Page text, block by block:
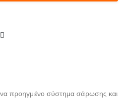
ένα προηγμένο σύστημα σάρωσης και